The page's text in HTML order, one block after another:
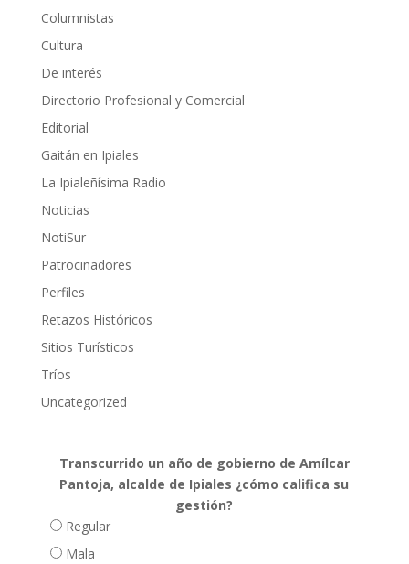
Columnistas
Cultura
De interés
Directorio Profesional y Comercial
Editorial
Gaitán en Ipiales
La Ipialeñísima Radio
Noticias
NotiSur
Patrocinadores
Perfiles
Retazos Históricos
Sitios Turísticos
Tríos
Uncategorized
Transcurrido un año de gobierno de Amílcar
Pantoja, alcalde de Ipiales ¿cómo califica su
gestión?
Regular
Mala